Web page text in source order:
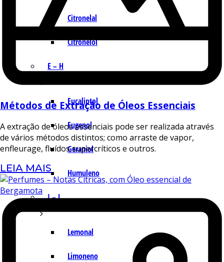
Citronelal
Citronelol
E – H
Eucaliptol
Eugenol
Geraniol
Humuleno
I – L
Lemonal
Limoneno
Métodos de Extração de Óleos Essenciais
A extração de óleos essenciais pode ser realizada através
de vários métodos distintos; como arraste de vapor,
enfleurage, fluídos supercríticos e outros.
LEIA MAIS